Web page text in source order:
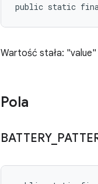
public static final
Wartość stała: "value"
Pola
BATTERY_